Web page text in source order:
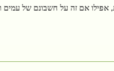
אם זה על חשבונם של עמים